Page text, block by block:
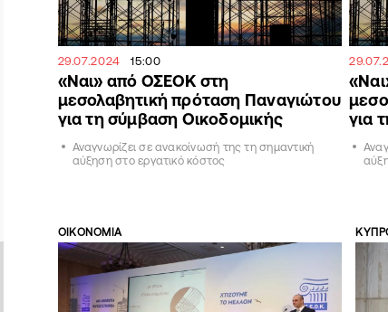
29.07.2024 15:00
«Ναι» από ΟΣΕΟΚ στη
μεσολαβητική πρόταση Παναγιώτου
για τη σύμβαση Οικοδομικής
Αναγνωρίζει σε ανακοίνωσή της τη σημαντική
αύξηση στο εργατικό κόστος
για
ΟΙΚΟΝΟΜΙΑ